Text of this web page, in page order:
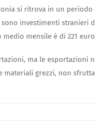
si ritrova in un
investimenti stranieri
mensile è di 221
ma le esportazioni
grezzi, non